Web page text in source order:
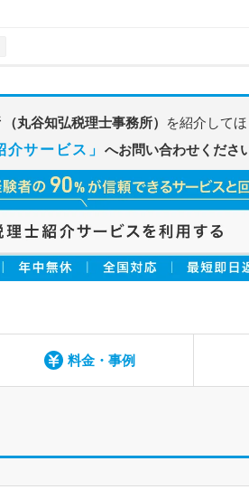
丸谷知弘税理士事務所） を紹介して
介サービス」へお問い合わせくださ
料金・事例